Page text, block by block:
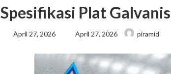
Spesifikasi Plat Galvanis
April 27, 2026
Last
updated
April 27, 2026 piramid